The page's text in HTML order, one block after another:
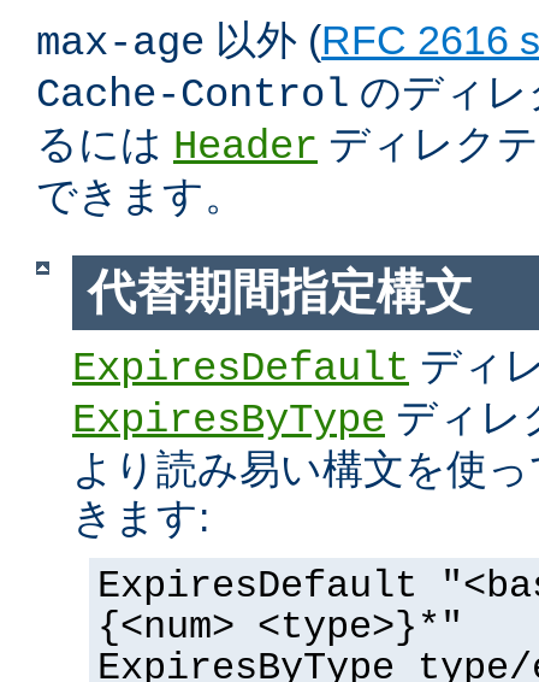
max-age 以外 (RFC 2616
Cache-Control のディ
るには Header ディレク
できます。
代替期間指定構文
ExpiresDefault ディ
ExpiresByType ディレ
より読み易い構文を使
きます:
ExpiresDefault
{<num> <type>}*"
ExpiresByType